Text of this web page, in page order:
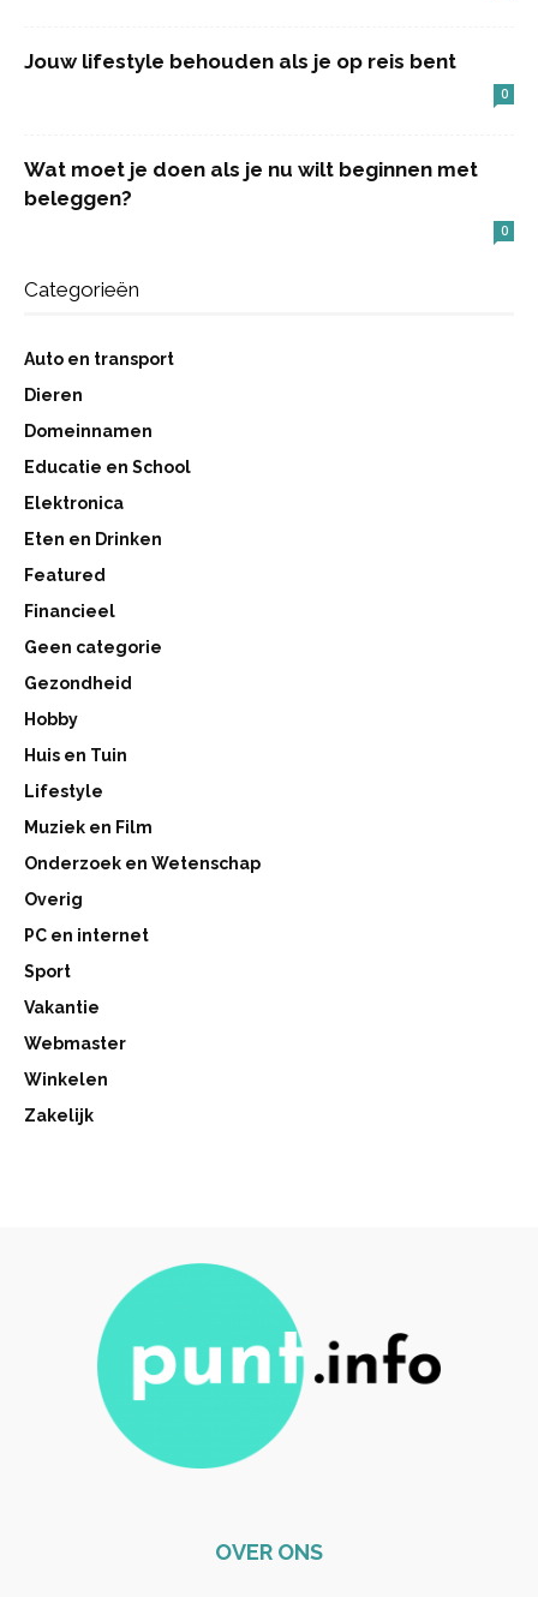
Jouw lifestyle behouden als je op reis bent
0
Wat moet je doen als je nu wilt beginnen met
beleggen?
0
Categorieën
Auto en transport
Dieren
Domeinnamen
Educatie en School
Elektronica
Eten en Drinken
Featured
Financieel
Geen categorie
Gezondheid
Hobby
Huis en Tuin
Lifestyle
Muziek en Film
Onderzoek en Wetenschap
Overig
PC en internet
Sport
Vakantie
Webmaster
Winkelen
Zakelijk
OVER ONS